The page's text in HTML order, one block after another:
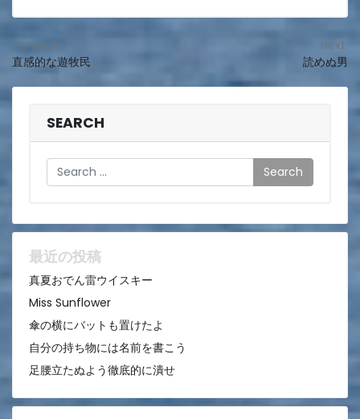
投
稿
ナ
ョ
ン
Previous:
直感的な遊牧民
Next:
読めぬ男
SEARCH
Search
最近の投稿
真夏おでん雷ウイスキー
Miss Sunflower
傘の横にバットも置けたよ
自分の持ち物には名前を書こう
足腰立たぬよう徹底的に潰せ